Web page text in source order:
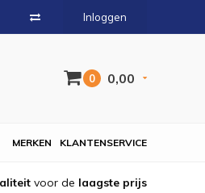
Inloggen
0 0,00
KLANTENSERVICE
MERKEN
voor de laagste prijs